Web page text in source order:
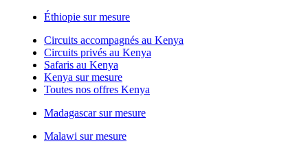
Éthiopie sur mesure
Circuits accompagnés au Kenya
Circuits privés au Kenya
Safaris au Kenya
Kenya sur mesure
Toutes nos offres Kenya
Madagascar sur mesure
Malawi sur mesure